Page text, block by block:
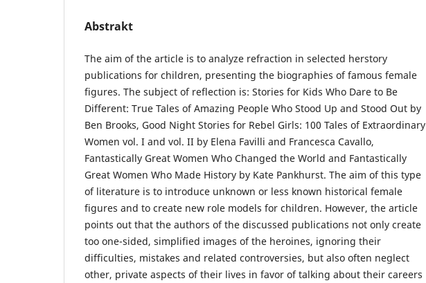
Abstrakt
The aim of the article is to analyze refraction in selected herstory
publications for children, presenting the biographies of famous female
figures. The subject of reflection is: Stories for Kids Who Dare to Be
Different: True Tales of Amazing People Who Stood Up and Stood Out by
Ben Brooks, Good Night Stories for Rebel Girls: 100 Tales of Extraordinary
Women vol. I and vol. II by Elena Favilli and Francesca Cavallo,
Fantastically Great Women Who Changed the World and Fantastically
Great Women Who Made History by Kate Pankhurst. The aim of this type
of literature is to introduce unknown or less known historical female
figures and to create new role models for children. However, the article
points out that the authors of the discussed publications not only create
too one-sided, simplified images of the heroines, ignoring their
difficulties, mistakes and related controversies, but also often neglect
other, private aspects of their lives in favor of talking about their careers